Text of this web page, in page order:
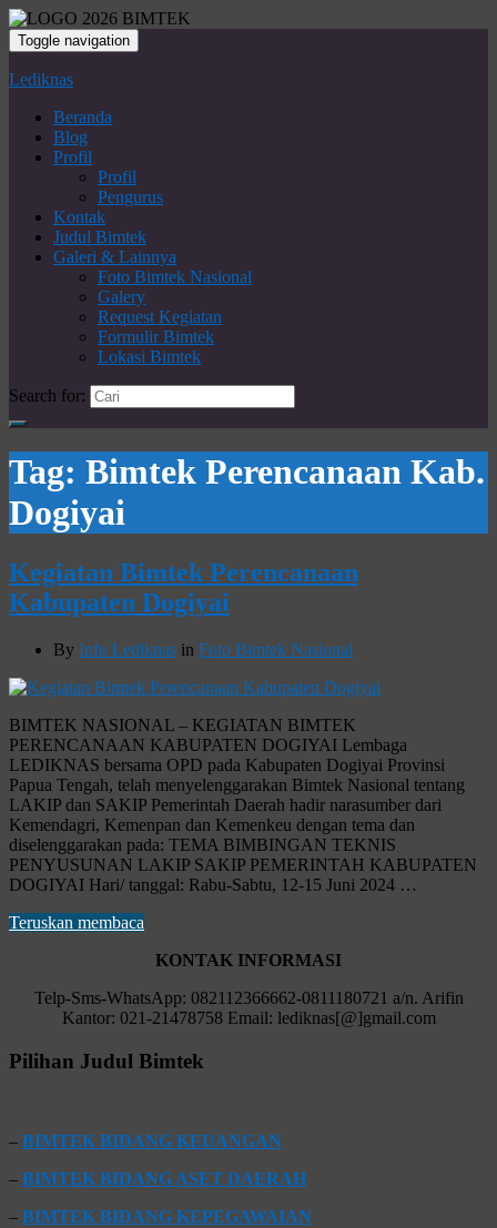
Toggle navigation
Lediknas
Beranda
Blog
Profil
Profil
Pengurus
Kontak
Judul Bimtek
Galeri & Lainnya
Foto Bimtek Nasional
Galery
Request Kegiatan
Formulir Bimtek
Lokasi Bimtek
Search for:
Tag: Bimtek Perencanaan Kab.
Dogiyai
Kegiatan Bimtek Perencanaan
Kabupaten Dogiyai
By Info Lediknas in Foto Bimtek Nasional
BIMTEK NASIONAL – KEGIATAN BIMTEK
PERENCANAAN KABUPATEN DOGIYAI Lembaga
LEDIKNAS bersama OPD pada Kabupaten Dogiyai Provinsi
Papua Tengah, telah menyelenggarakan Bimtek Nasional tentang
LAKIP dan SAKIP Pemerintah Daerah hadir narasumber dari
Kemendagri, Kemenpan dan Kemenkeu dengan tema dan
diselenggarakan pada: TEMA BIMBINGAN TEKNIS
PENYUSUNAN LAKIP SAKIP PEMERINTAH KABUPATEN
DOGIYAI Hari/ tanggal: Rabu-Sabtu, 12-15 Juni 2024 …
Teruskan membaca
KONTAK INFORMASI
Telp-Sms-WhatsApp: 082112366662-0811180721 a/n. Arifin
Kantor: 021-21478758 Email: lediknas[@]gmail.com
Pilihan Judul Bimtek
– BIMTEK BIDANG KEUANGAN
– BIMTEK BIDANG ASET DAERAH
– BIMTEK BIDANG KEPEGAWAIAN